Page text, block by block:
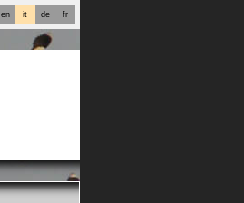
fr
de
it
en